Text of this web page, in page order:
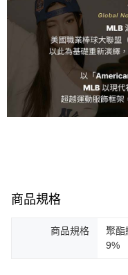
商品規格
商品規格
聚酯
9%